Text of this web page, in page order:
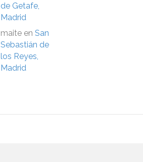
de Getafe,
Madrid
maite en San
Sebastián de
los Reyes,
Madrid